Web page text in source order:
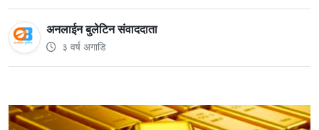
अनलाईन बुलेटिन संवाददाता
३ वर्ष अगाडि